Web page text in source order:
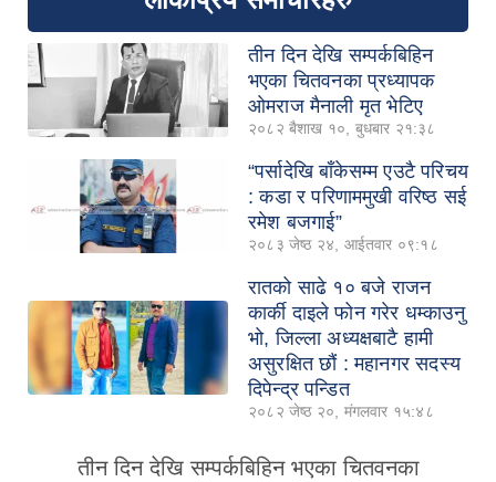
तीन दिन देखि सम्पर्कबिहिन
भएका चितवनका प्रध्यापक
ओमराज मैनाली मृत भेटिए
२०८२ बैशाख १०, बुधबार २१:३८
“पर्सादेखि बाँकेसम्म एउटै परिचय
: कडा र परिणाममुखी वरिष्ठ सई
रमेश बजगाई”
२०८३ जेष्ठ २४, आईतवार ०९:१८
रातको साढे १० बजे राजन
कार्की दाइले फोन गरेर धम्काउनु
भो, जिल्ला अध्यक्षबाटै हामी
असुरक्षित छौं : महानगर सदस्य
दिपेन्द्र पन्डित
२०८२ जेष्ठ २०, मंगलवार १५:४८
तीन दिन देखि सम्पर्कबिहिन भएका चितवनका